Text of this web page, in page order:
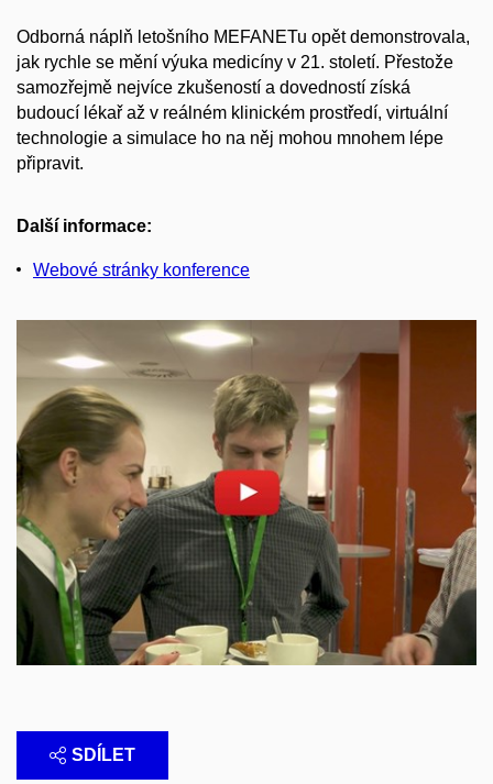
Odborná náplň letošního MEFANETu opět demonstrovala,
jak rychle se mění výuka medicíny v 21. století. Přestože
samozřejmě nejvíce zkušeností a dovedností získá
budoucí lékař až v reálném klinickém prostředí, virtuální
technologie a simulace ho na něj mohou mnohem lépe
připravit.
Další informace:
Webové stránky konference
Povolit cookies a přehrát
Otevřít na youtube.com
SDÍLET